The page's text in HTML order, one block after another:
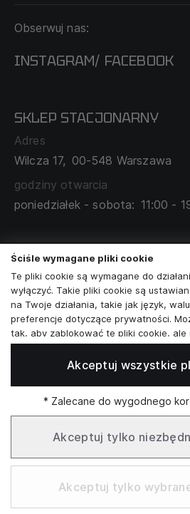
DOSTAWA I PŁATNOŚĆ
O NAS
MAPA SERWISU
ZAMÓWIENIA
WSPÓŁPRACA Z
Obserwuj nas:
INSTAGRAM/ FACEBOOK
SKLEP STACJONARNY
Adres
Wilcza 17, 00-548 Warszawa
godziny otwarcia
poniedziałek - sobota: 11:00 -
Skontaktuj się z nami
+48573581161
info@reytel.pl
Skontaktuj się z nami:
Whatsapp
Infolinia: Pn–Pt 09:00–17:00
Ściśle wymagane pliki cookie
Te pliki cookie są wymagane do
wyłączyć. Takie pliki cookie są
na Twoje działania, takie jak język,
preferencje dotyczące prywatności.
tak, aby zablokować te pliki cookie, ale
sposób działania naszej witryny.
Analizy i statystyki
Marketing i retargeting
Te pliki cookie są zwykle ustawiane
marketingowych i reklamowych. Mogą
wykorzystywane do tworzenia profilu
następnie wyświetlania odpowiednich
Twoich interesów.
Funkcjonalne pliki cookie
Akceptuj wszystkie
* Zalecane do wygodnego
Akceptuj tylko
Akceptuj tylko